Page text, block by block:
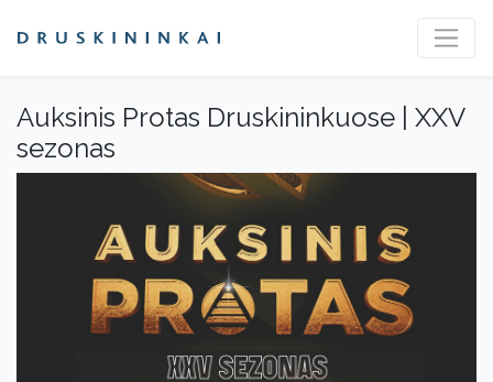
Auksinis Protas Druskininkuose | XXV
sezonas